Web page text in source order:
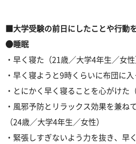
■大学受験の前日にしたことや行動
●睡眠
・早く寝た（21歳／大学4年生／女性
・早く寝ようと9時くらいに布団に
・とにかく早く寝ることを心がけた
・風邪予防とリラックス効果を兼ね
（24歳／大学4年生／女性）
・緊張しすぎないよう力を抜き、早